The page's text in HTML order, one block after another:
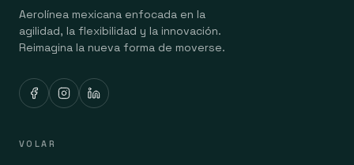
Aerolínea mexicana enfocada en la
agilidad, la flexibilidad y la innovación.
Reimagina la nueva forma de moverse.
VOLAR